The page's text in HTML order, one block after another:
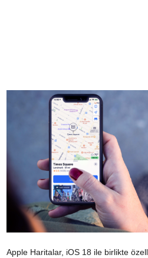
Apple Haritalar, iOS 18 ile birlikte